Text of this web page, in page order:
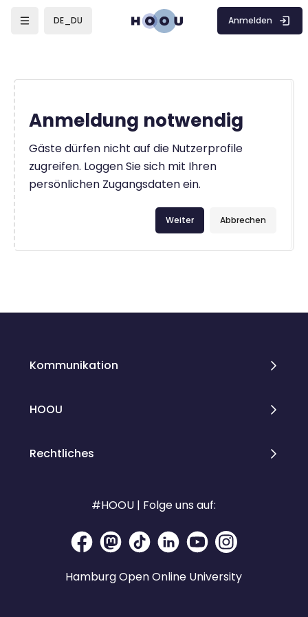
DE_DU Anmelden
Anmeldung notwendig
Gäste dürfen nicht auf die Nutzerprofile
zugreifen. Loggen Sie sich mit Ihren
persönlichen Zugangsdaten ein.
Abbrechen
Weiter
Kommunikation
HOOU
Rechtliches
#HOOU | Folge uns auf:
Hamburg Open Online University